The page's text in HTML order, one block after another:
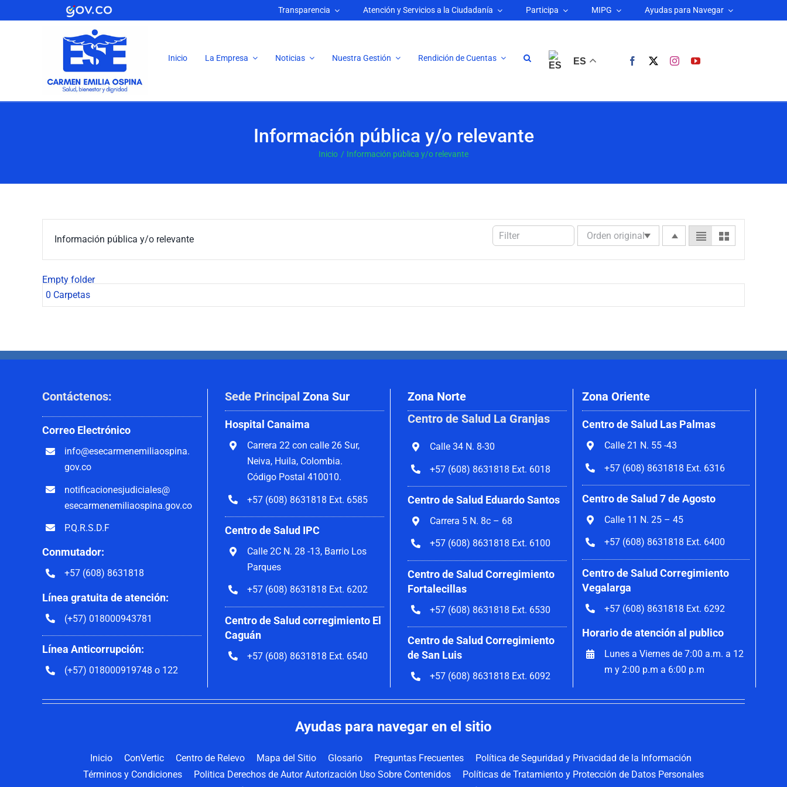
al
Transparencia Atención y Servicios a la Ciudadanía Participa MIPG Ayudas para Navegar
Inicio La Empresa Noticias Nuestra Gestión Rendición de Cuentas ES
Información pública y/o relevante
Inicio Información pública y/o relevante
Información pública y/o relevante
Empty folder
0 Carpetas
Contáctenos:
Correo Electrónico
info@esecarmenemiliaospina.
gov.co
notificacionesjudiciales@
esecarmenemiliaospina.gov.co
P.Q.R.S.D.F
Conmutador:
+57 (608) 8631818
Línea gratuita de atención:
(+57) 018000943781
Línea Anticorrupción:
(+57) 018000919748 o 122
Sede Principal Zona Sur
Hospital Canaima
Carrera 22 con calle 26 Sur,
Neiva, Huila, Colombia.
Código Postal 410010.
+57 (608) 8631818 Ext. 6585
Centro de Salud IPC
Calle 2C N. 28 -13, Barrio Los
Parques
+57 (608) 8631818 Ext. 6202
Centro de Salud corregimiento El
Caguán
+57 (608) 8631818 Ext. 6540
Zona Norte
Centro de Salud La Granjas
Calle 34 N. 8-30
+57 (608) 8631818 Ext. 6018
Centro de Salud Eduardo Santos
Carrera 5 N. 8c – 68
+57 (608) 8631818 Ext. 6100
Centro de Salud Corregimiento
Fortalecillas
+57 (608) 8631818 Ext. 6530
Centro de Salud Corregimiento
de San Luis
+57 (608) 8631818 Ext. 6092
Zona Oriente
Centro de Salud Las Palmas
Calle 21 N. 55 -43
+57 (608) 8631818 Ext. 6316
Centro de Salud 7 de Agosto
Calle 11 N. 25 – 45
+57 (608) 8631818 Ext. 6400
Centro de Salud Corregimiento
Vegalarga
+57 (608) 8631818 Ext. 6292
Horario de atención al publico
Lunes a Viernes de 7:00 a.m. a 12
m y 2:00 p.m a 6:00 p.m
Ayudas para navegar en el sitio
Inicio ConVertic Centro de Relevo Mapa del Sitio Glosario Preguntas Frecuentes
Política de Seguridad y Privacidad de la Información
Términos y Condiciones
Politica Derechos de Autor Autorización Uso Sobre Contenidos
Políticas de Tratamiento y Protección de Datos Personales